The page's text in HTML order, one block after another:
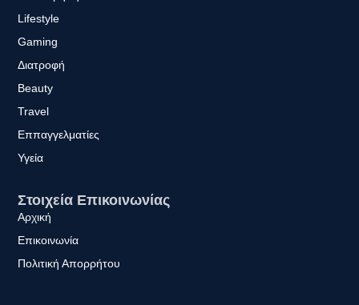
Lifestyle
Gaming
Διατροφή
Beauty
Travel
Εππαγγελματίες
Υγεία
Στοιχεία Επικοινωνίας
Αρχική
Επικοινωνία
Πολιτική Απορρήτου